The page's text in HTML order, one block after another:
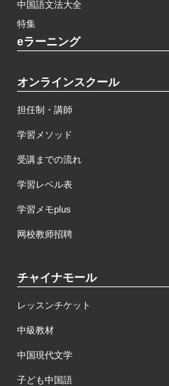
中国語文法大全
特集
eラーニング
オンラインスクール
担任制・講師
学習メソッド
受講までの流れ
学習レベル表
学習メモplus
网校教师招聘
チャイナモール
レッスンチケット
中級教材
中国現代文学
子ども中国語